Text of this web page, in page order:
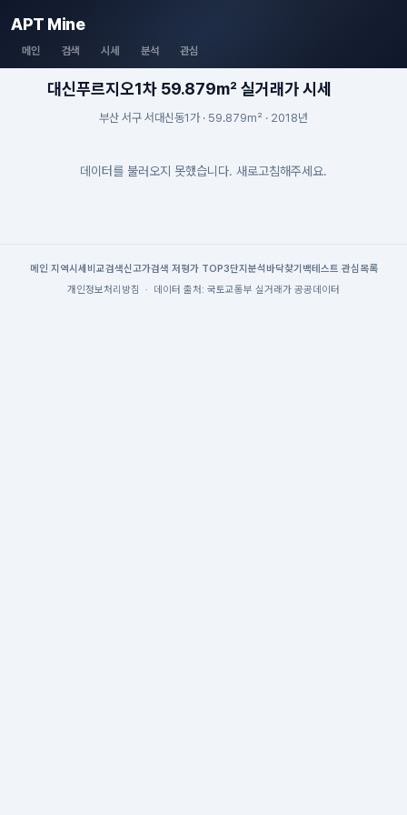
APT Mine
메인 검색 시세 분석 관심
대신푸르지오1차 59.879m² 실거래가 시세
부산 서구 서대신동1가 · 59.879m² · 2018년
데이터를 불러오지 못했습니다. 새로고침해주세요.
메인| 지역시세 비교검색신고가검색 저평가 TOP3단지분석 바닥찾기 백테스트 관심목록
개인정보처리방침
· 데이터 출처: 국토교통부 실거래가 공공데이터